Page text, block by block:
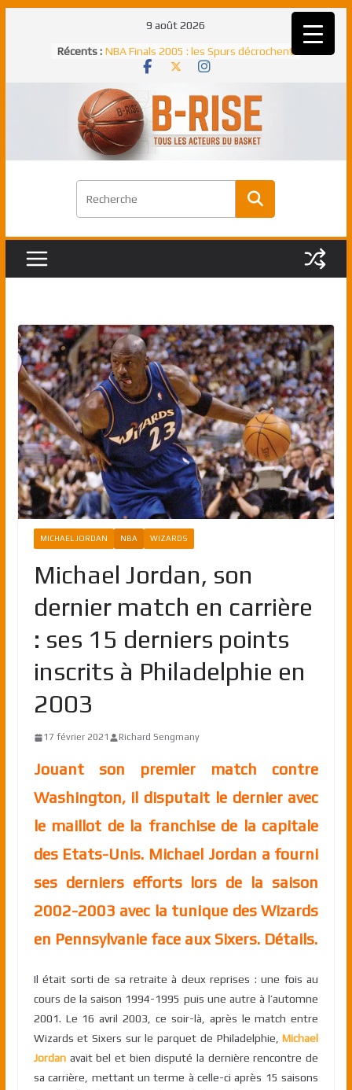
9 août 2026
Récents :
Rudy Gobert, deuxième Français élu
meilleur défenseur d’une saison NBA
NBA Finals 2005 : les Spurs décrochent
un troisième titre NBA, la rude bataille
face aux Pistons
NBA Finals 2021 : les Bucks et Giannis
Antetokounmpo triomphent, le Greek
Freek élu MVP
match à plus de 40 points en NBA, le
canadien transcendant face aux Spurs
Pau Gasol dans l’histoire en 2002 :
MICHAEL JORDAN NBA WIZARDS
Michael Jordan, son
dernier match en carrière
: ses 15 derniers points
inscrits à Philadelphie en
2003
17 février 2021 Richard Sengmany
Jouant son premier match contre
Washington, il disputait le dernier avec
le maillot de la franchise de la capitale
des Etats-Unis. Michael Jordan a fourni
ses derniers efforts lors de la saison
2002-2003 avec la tunique des Wizards
en Pennsylvanie face aux Sixers. Détails.
Il était sorti de sa retraite à deux reprises : une fois au
cours de la saison 1994-1995 puis une autre à l’automne
2001. Le 16 avril 2003, ce soir-là, après le match entre
Wizards et Sixers sur le parquet de Philadelphie,Michael
Jordanavait bel et bien disputé la dernière rencontre de
sa carrière, mettant un terme à celle-ci après 15 saisons